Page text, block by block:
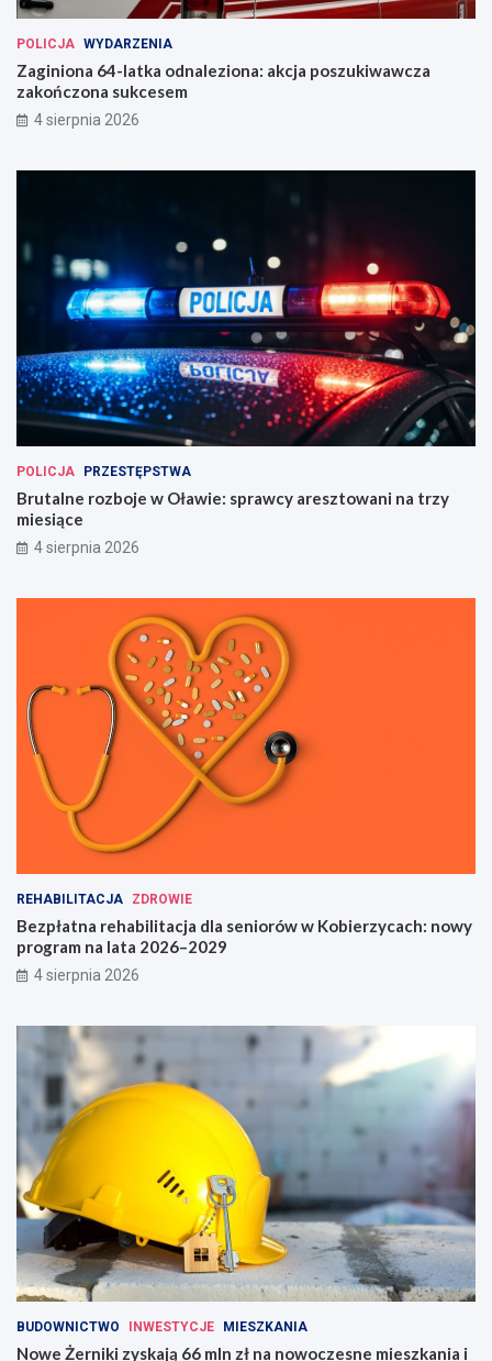
POLICJA WYDARZENIA
Zaginiona 64-latka odnaleziona: akcja poszukiwawcza
zakończona sukcesem
4 sierpnia 2026
POLICJA PRZESTĘPSTWA
Brutalne rozboje w Oławie: sprawcy aresztowani na trzy
miesiące
4 sierpnia 2026
REHABILITACJA ZDROWIE
Bezpłatna rehabilitacja dla seniorów w Kobierzycach: nowy
program na lata 2026–2029
4 sierpnia 2026
BUDOWNICTWO INWESTYCJE MIESZKANIA
Nowe Żerniki zyskają 66 mln zł na nowoczesne mieszkania i